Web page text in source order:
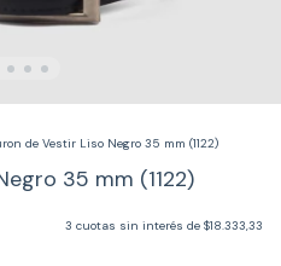
de Vestir Liso Negro 35 mm (1122)
35 mm (1122)
3 cuotas sin interés de $18.333,33